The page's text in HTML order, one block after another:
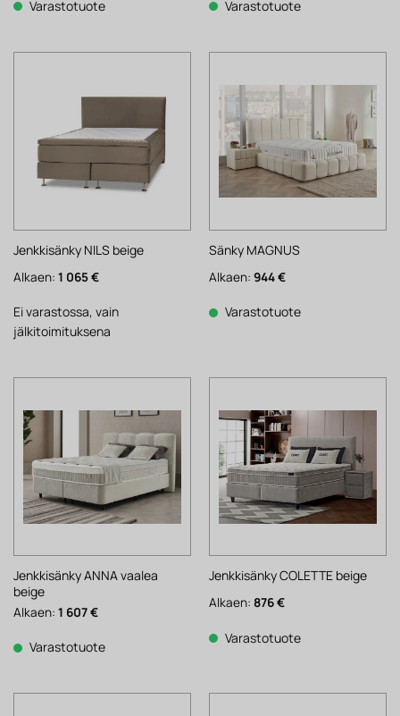
160 €.
Varastotuote Varastotuote
Jenkkisänky NILS beige
Alkaen: 1 065€
Ei varastossa, vain
jälkitoimituksena
Sänky MAGNUS
Alkaen: 944€
Varastotuote
Jenkkisänky ANNA vaalea
beige
Alkaen: 1 607€
Varastotuote
Jenkkisänky COLETTE beige
Alkaen: 876€
Varastotuote